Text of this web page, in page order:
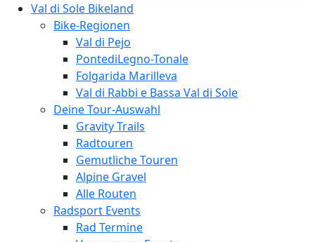
Val di Sole Bikeland
Bike-Regionen
Val di Pejo
PontediLegno-Tonale
Folgarida Marilleva
Val di Rabbi e Bassa Val di Sole
Deine Tour-Auswahl
Gravity Trails
Radtouren
Gemutliche Touren
Alpine Gravel
Alle Routen
Radsport Events
Rad Termine